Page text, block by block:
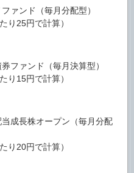
ァンド（毎月分配型）
り25円で計算）
ファンド（毎月決算型）
り15円で計算）
成長株オープン（毎月分配
り20円で計算）